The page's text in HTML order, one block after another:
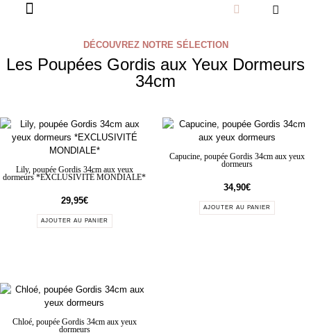
DÉCOUVREZ NOTRE SÉLECTION
Les Poupées Gordis aux Yeux Dormeurs
34cm
Lily, poupée Gordis 34cm aux yeux
dormeurs *EXCLUSIVITÉ MONDIALE*
29,95€
AJOUTER AU PANIER
Capucine, poupée Gordis 34cm aux yeux
dormeurs
34,90€
AJOUTER AU PANIER
Chloé, poupée Gordis 34cm aux yeux
dormeurs